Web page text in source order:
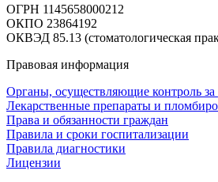
ОГРН 1145658000212
ОКПО 23864192
ОКВЭД 85.13 (стоматологическая
Правовая информация
Органы, осуществляющие контроль за
Лекарственные препараты и
Права и обязанности граждан
Правила и сроки госпитализации
Правила диагностики
Лицензии